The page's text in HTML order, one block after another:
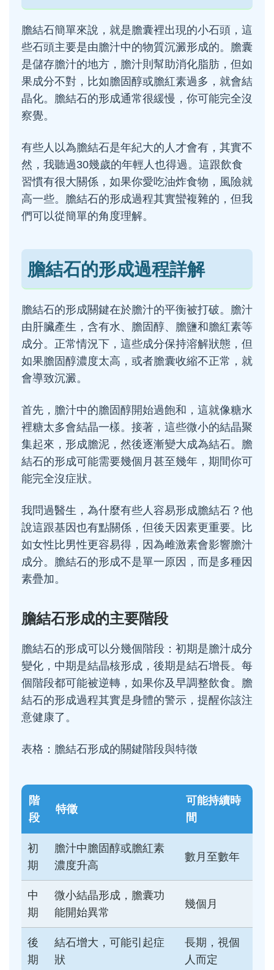
膽結石簡單來說，就是膽囊裡出現的小石頭，這
些石頭主要是由膽汁中的物質沉澱形成的。膽囊
是儲存膽汁的地方，膽汁則幫助消化脂肪，但如
果成分不對，比如膽固醇或膽紅素過多，就會結
晶化。膽結石的形成通常很緩慢，你可能完全沒
察覺。
有些人以為膽結石是年紀大的人才會有，其實不
然，我聽過30幾歲的年輕人也得過。這跟飲食
習慣有很大關係，如果你愛吃油炸食物，風險就
高一些。膽結石的形成過程其實蠻複雜的，但我
們可以從簡單的角度理解。
膽結石的形成過程詳解
膽結石的形成關鍵在於膽汁的平衡被打破。膽汁
由肝臟產生，含有水、膽固醇、膽鹽和膽紅素等
成分。正常情況下，這些成分保持溶解狀態，但
如果膽固醇濃度太高，或者膽囊收縮不正常，就
會導致沉澱。
首先，膽汁中的膽固醇開始過飽和，這就像糖水
裡糖太多會結晶一樣。接著，這些微小的結晶聚
集起來，形成膽泥，然後逐漸變大成為結石。膽
結石的形成可能需要幾個月甚至幾年，期間你可
能完全沒症狀。
我問過醫生，為什麼有些人容易形成膽結石？他
說這跟基因也有點關係，但後天因素更重要。比
如女性比男性更容易得，因為雌激素會影響膽汁
成分。膽結石的形成不是單一原因，而是多種因
素疊加。
膽結石形成的主要階段
膽結石的形成可以分幾個階段：初期是膽汁成分
變化，中期是結晶核形成，後期是結石增長。每
個階段都可能被逆轉，如果你及早調整飲食。膽
結石的形成過程其實是身體的警示，提醒你該注
意健康了。
表格：膽結石形成的關鍵階段與特徵
階
段
特徵
可能持續時
間
初
期
膽汁中膽固醇或膽紅素
濃度升高
數月至數年
中
期
微小結晶形成，膽囊功
能開始異常
幾個月
後
期
結石增大，可能引起症
狀
長期，視個
人而定